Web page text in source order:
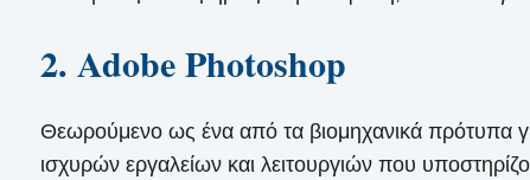
2. Adobe Photoshop
Θεωρούμενο ως ένα από τα βιομηχανικά πρότυπα
ισχυρών εργαλείων και λειτουργιών που